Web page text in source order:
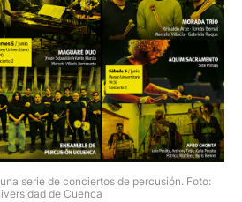
serie de conciertos de percusión. Foto:
de Cuenca